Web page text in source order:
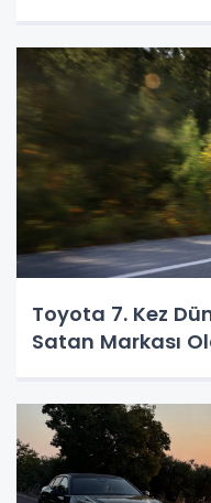
Toyota 7. Kez
Satan Markası